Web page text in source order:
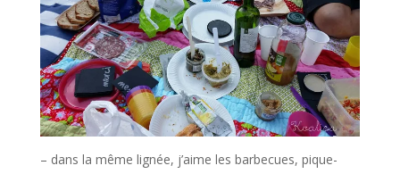
– dans la même lignée, j’aime les barbecues, pique-